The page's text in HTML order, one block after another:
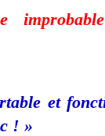
et
! »